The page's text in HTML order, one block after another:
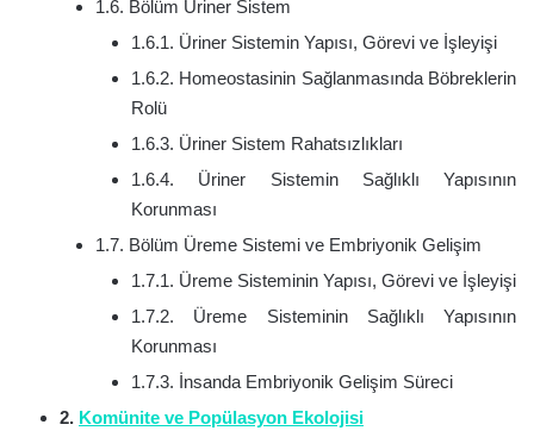
1.6. Bölüm Üriner Sistem
1.6.1. Üriner Sistemin Yapısı, Görevi ve İşleyişi
1.6.2. Homeostasinin Sağlanmasında Böbreklerin
Rolü
1.6.3. Üriner Sistem Rahatsızlıkları
1.6.4. Üriner Sistemin Sağlıklı Yapısının
Korunması
1.7. Bölüm Üreme Sistemi ve Embriyonik Gelişim
1.7.1. Üreme Sisteminin Yapısı, Görevi ve İşleyişi
1.7.2. Üreme Sisteminin Sağlıklı Yapısının
Korunması
1.7.3. İnsanda Embriyonik Gelişim Süreci
2. Komünite ve Popülasyon Ekolojisi